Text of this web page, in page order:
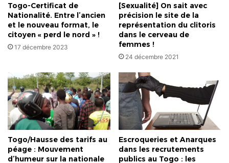
Togo-Certificat de
Nationalité. Entre l’ancien
et le nouveau format, le
citoyen « perd le nord » !
17 décembre 2023
[Sexualité] On sait avec
précision le site de la
représentation du clitoris
dans le cerveau de
femmes !
24 décembre 2021
Togo/Hausse des tarifs au
péage : Mouvement
d’humeur sur la nationale
Escroqueries et Anarques
dans les recrutements
publics au Togo : les